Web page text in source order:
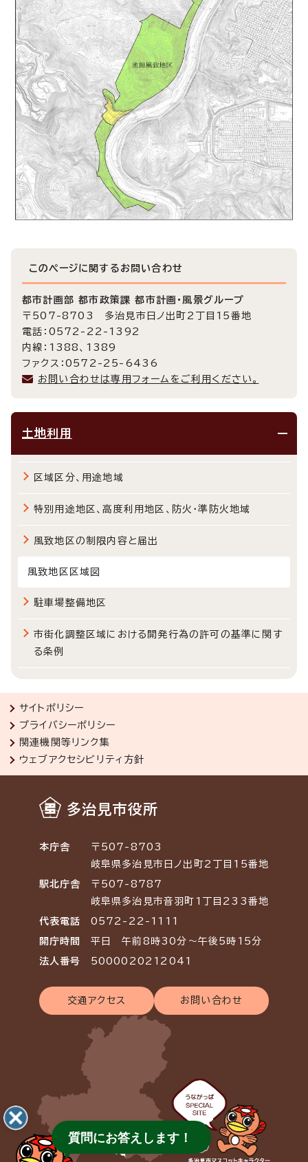
このページに関する お問い合わせ
都市計画部 都市政策課 都市計画・風景グループ
〒507-8703 多治見市日ノ出町2丁目15番地
電話：0572-22-1392
内線：1388、1389
ファクス：0572-25-6436
お問い合わせは専用フォームをご利用ください。
土地利用
区域区分、用途地域
特別用途地区、高度利用地区、防火・準防火地域
風致地区の制限内容と届出
風致地区区域図
駐車場整備地区
市街化調整区域における開発行為の許可の基準に関す
る条例
サイトポリシー
プライバシーポリシー
関連機関等リンク集
ウェブアクセシビリティ方針
多治見市役所
本庁舎
〒507-8703
岐阜県多治見市日ノ出町2丁目15番地
駅北庁舎
〒507-8787
岐阜県多治見市音羽町1丁目233番地
代表電話 0572-22-1111
開庁時間 平日 午前8時30分～午後5時15分
法人番号 5000020212041
交通アクセス お問い合わせ
質問にお答えします！